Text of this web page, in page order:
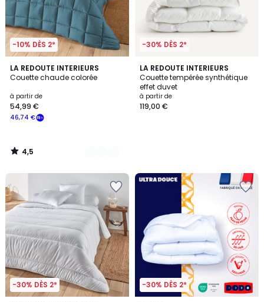
-10% DÈS 2*
LA REDOUTE INTERIEURS
Couette chaude colorée
à partir de
46,74 €
54,99 €
4,5
/ 5
6
Couleurs
4,5
/
-30% DÈS 2*
LA REDOUTE INTERIEURS
Couette tempérée synthétique
effet duvet
à partir de
119,00 €
-30% DÈS 2* -30% DÈS 2*